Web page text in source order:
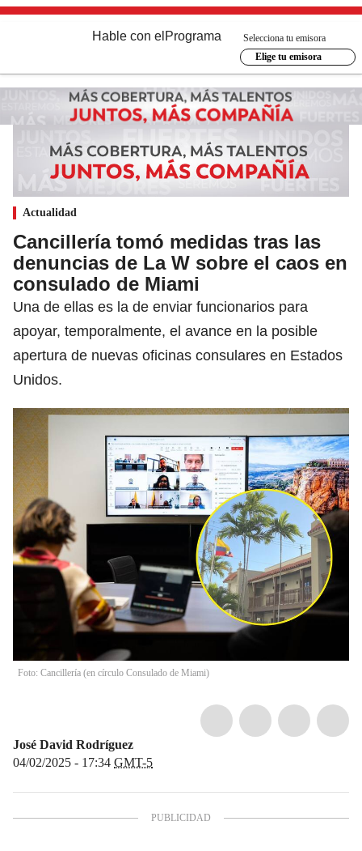
Hable con el Programa
Selecciona tu emisora
Elige tu emisora
Actualidad
Cancillería tomó medidas tras las
denuncias de La W sobre el caos en
consulado de Miami
Una de ellas es la de enviar funcionarios para
apoyar, temporalmente, el avance en la posible
apertura de nuevas oficinas consulares en Estados
Unidos.
Foto: Cancillería (en círculo Consulado de Miami)
José David Rodríguez
04/02/2025 - 17:34 GMT-5